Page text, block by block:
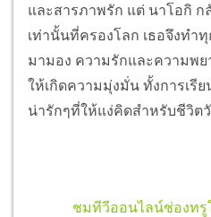
และสารภาพรัก แต่ นาโอกิ ก
เท่านั้นที่ครองโลก เธอจึงทำ
มามอง ความรักและความพย
ให้เกิดความมุ่งมั่น ทั้งการเรี
น่ารักๆที่ให้แง่คิดสำหรับชีวิต
ชมทีวีออนไลน์ช่องทรู